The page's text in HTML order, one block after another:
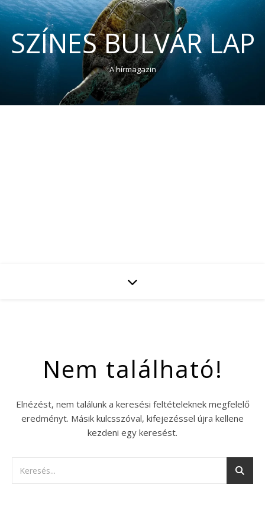
SZÍNES BULVÁR LAP
A hírmagazin
Nem található!
Elnézést, nem találunk a keresési feltételeknek megfelelő
eredményt. Másik kulcsszóval, kifejezéssel újra kellene
kezdeni egy keresést.